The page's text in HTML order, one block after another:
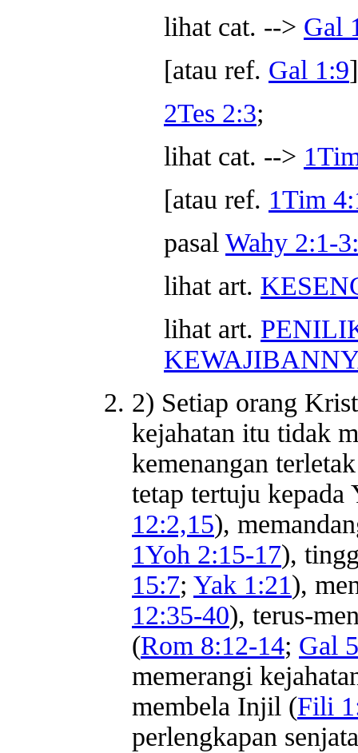
lihat cat. --> Gal
[atau ref. Gal 1:9]
2Tes 2:3;
lihat cat. -->
[atau ref. 1Tim
pasal Wahy 2:1-
lihat art.
lihat art.
2) Setiap orang
kejahatan itu tidak
kemenangan
tetap tertuju kepada
12:2,15),
1Yoh 2:15-17),
15:7; Yak 1:21),
12:35-40), terus-
(Rom 8:12-14; Gal
memerangi
membela Injil (Fili
perlengkapan